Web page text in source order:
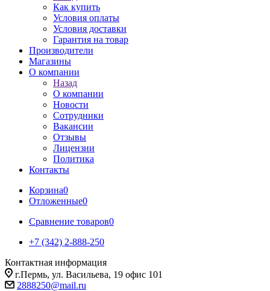
Как купить
Условия оплаты
Условия доставки
Гарантия на товар
Производители
Магазины
О компании
Назад
О компании
Новости
Сотрудники
Вакансии
Отзывы
Лицензии
Политика
Контакты
Корзина0
Отложенные0
Сравнение товаров0
+7 (342) 2-888-250
Контактная информация
г.Пермь, ул. Васильева, 19 офис 101
2888250@mail.ru